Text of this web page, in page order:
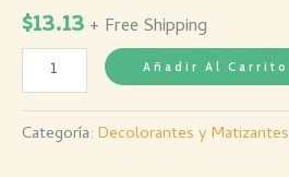
$13.13 + Free Shipping
Añadir Al Carrito
Categoría: Decolorantes y Matizantes